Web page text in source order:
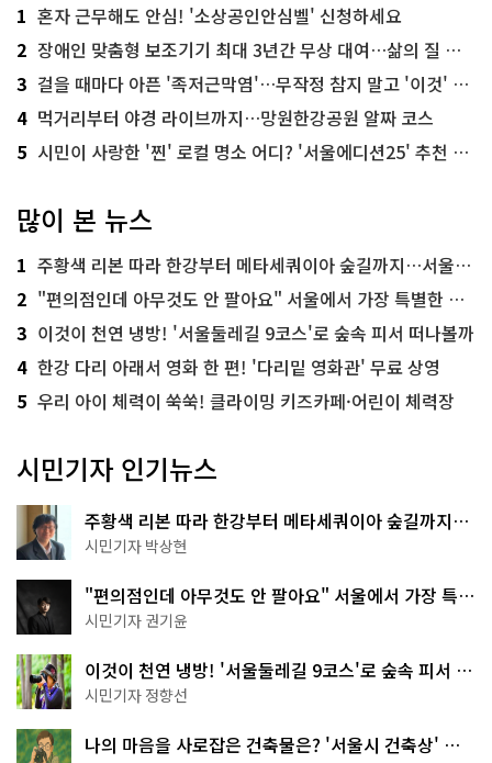
1 혼자 근무해도 안심! '소상공인안심벨' 신청하세요
2 장애인 맞춤형 보조기기 최대 3년간 무상 대여…삶의 질 높인다
3 걸을 때마다 아픈 '족저근막염'…무작정 참지 말고 '이것' 해보세요!
4 먹거리부터 야경 라이브까지…망원한강공원 알짜 코스
5 시민이 사랑한 '찐' 로컬 명소 어디? '서울에디션25' 추천 코스
많이 본 뉴스
1 주황색 리본 따라 한강부터 메타세쿼이아 숲길까지…서울둘레길 15코스
2 "편의점인데 아무것도 안 팔아요" 서울에서 가장 특별한 편의점의 정체
3 이것이 천연 냉방! '서울둘레길 9코스'로 숲속 피서 떠나볼까
4 한강 다리 아래서 영화 한 편! '다리밑 영화관' 무료 상영
5 우리 아이 체력이 쑥쑥! 클라이밍 키즈카페·어린이 체력장
시민기자 인기뉴스
주황색 리본 따라 한강부터 메타세쿼이아 숲길까지…
서울둘레길 15코스
시민기자 박상현
"편의점인데 아무것도 안 팔아요" 서울에서 가장 특별
한 편의점의 정체
시민기자 권기윤
이것이 천연 냉방! '서울둘레길 9코스'로 숲속 피서 떠
나볼까
시민기자 정향선
나의 마음을 사로잡은 건축물은? '서울시 건축상' 수